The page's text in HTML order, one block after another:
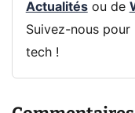
Actualitésou de
Suivez-nous
tech !